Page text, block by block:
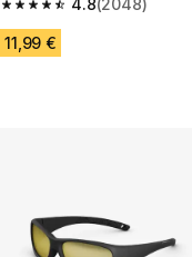
older - Category 3 ροζ
4.8
4.8 out of 5 stars from
(2048)
11,99 €